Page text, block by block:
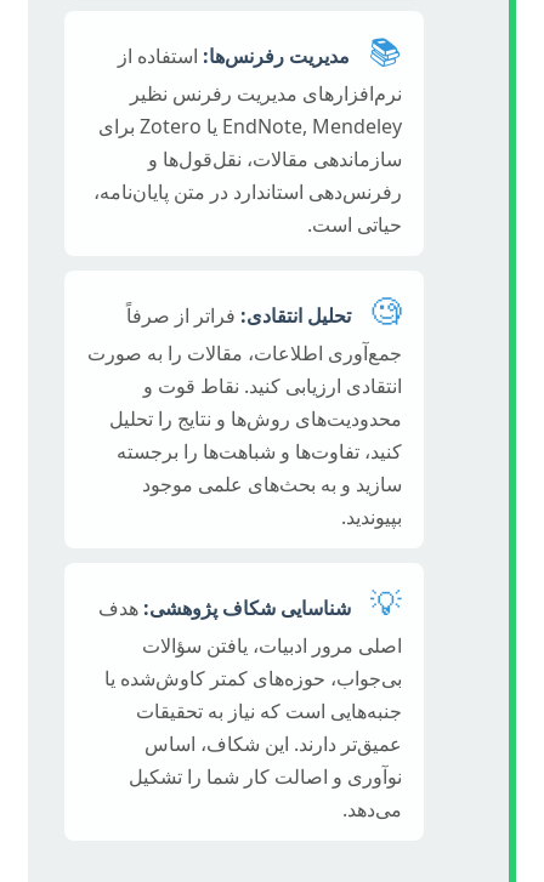
📚 مدیریت رفرنس‌ها: استفاده از
نرم‌افزارهای مدیریت رفرنس نظیر
EndNote, Mendeley یا Zotero برای
سازماندهی مقالات، نقل‌قول‌ها و
رفرنس‌دهی استاندارد در متن پایان‌نامه،
حیاتی است.
🧐 تحلیل انتقادی: فراتر از صرفاً
جمع‌آوری اطلاعات، مقالات را به صورت
انتقادی ارزیابی کنید. نقاط قوت و
محدودیت‌های روش‌ها و نتایج را تحلیل
کنید، تفاوت‌ها و شباهت‌ها را برجسته
سازید و به بحث‌های علمی موجود
بپیوندید.
💡 شناسایی شکاف پژوهشی: هدف
اصلی مرور ادبیات، یافتن سؤالات
بی‌جواب، حوزه‌های کمتر کاوش‌شده یا
جنبه‌هایی است که نیاز به تحقیقات
عمیق‌تر دارند. این شکاف، اساس
نوآوری و اصالت کار شما را تشکیل
می‌دهد.